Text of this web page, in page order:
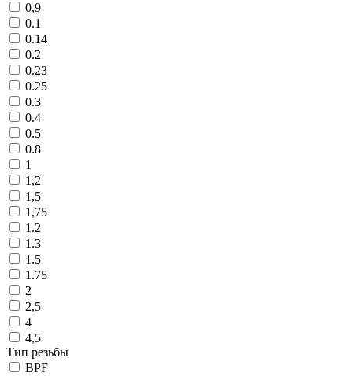
0,9
0.1
0.14
0.2
0.23
0.25
0.3
0.4
0.5
0.8
1
1,2
1,5
1,75
1.2
1.3
1.5
1.75
2
2,5
4
4,5
Тип резьбы
BPF